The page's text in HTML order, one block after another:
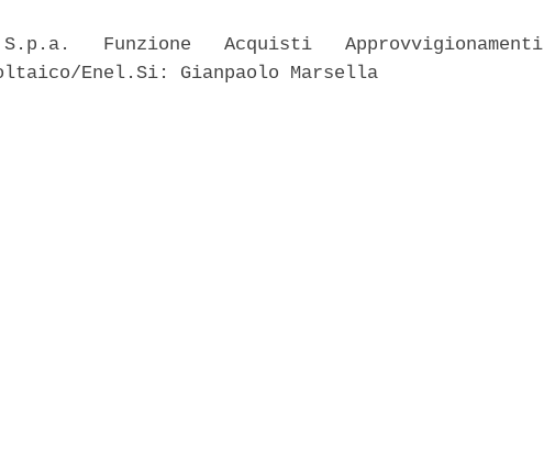
S.p.a.   Funzione   Acquisti   Approvvigionamenti
Enel.Si: Gianpaolo Marsella